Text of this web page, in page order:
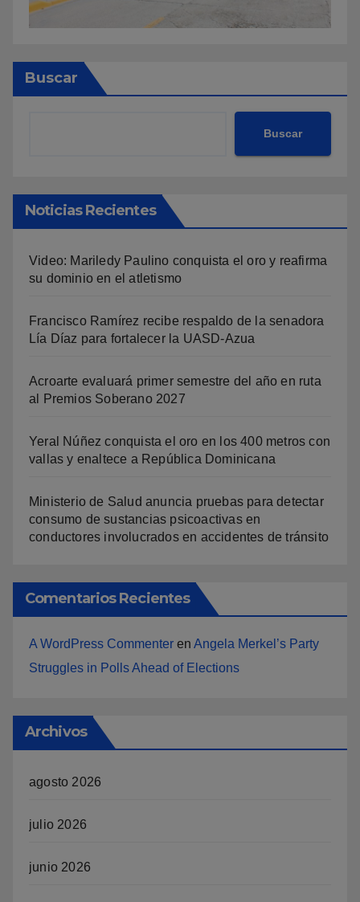
Buscar
Buscar
Noticias Recientes
Video: Mariledy Paulino conquista el oro y reafirma
su dominio en el atletismo
Francisco Ramírez recibe respaldo de la senadora
Lía Díaz para fortalecer la UASD-Azua
Acroarte evaluará primer semestre del año en ruta
al Premios Soberano 2027
Yeral Núñez conquista el oro en los 400 metros con
vallas y enaltece a República Dominicana
Ministerio de Salud anuncia pruebas para detectar
consumo de sustancias psicoactivas en
conductores involucrados en accidentes de tránsito
Comentarios Recientes
A WordPress Commenter en Angela Merkel’s Party
Struggles in Polls Ahead of Elections
Archivos
agosto 2026
julio 2026
junio 2026